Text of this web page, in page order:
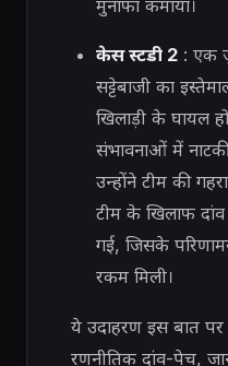
मुनाफा कमाया।
केस स्टडी 2: एक
सट्टेबाजी का
खिलाड़ी के घायल
संभावनाओं में
उन्होंने टीम की
टीम के खिलाफ
गई, जिसके
रकम मिली।
ये उदाहरण इस बात पर
रणनीतिक दांव-पेच,